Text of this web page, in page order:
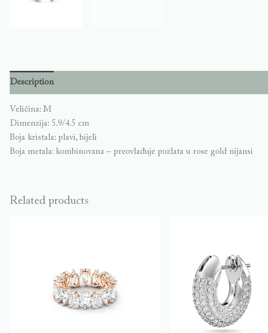
Description
Veličina: M
Dimenzija: 5.9/4.5 cm
Boja kristala: plavi, bijeli
Boja metala: kombinovana – preovlađuje pozlata u rose gold nijansi
Related products